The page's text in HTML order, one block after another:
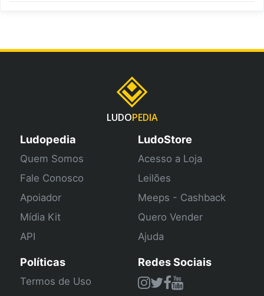
LUDOPEDIA
Ludopedia
Quem Somos
Fale Conosco
Apoiador
Mídia Kit
API
LudoStore
Acesso a Loja
Leilões
Meeps - Cashback
Quero Vender
Ajuda
Políticas
Termos de Uso
Redes Sociais